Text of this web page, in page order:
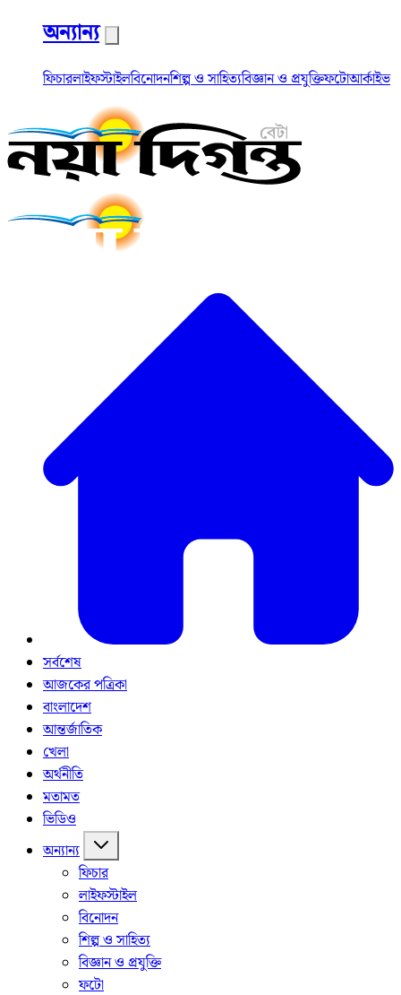
অন্যান্য
ফিচারলাইফস্টাইলবিনোদনশিল্প ও সাহিত্যবিজ্ঞান ও প্রযুক্তিফটোআর্কাইভ
সর্বশেষ
আজকের পত্রিকা
বাংলাদেশ
আন্তর্জাতিক
খেলা
অর্থনীতি
মতামত
ভিডিও
অন্যান্য
ফিচার
লাইফস্টাইল
বিনোদন
শিল্প ও সাহিত্য
বিজ্ঞান ও প্রযুক্তি
ফটো